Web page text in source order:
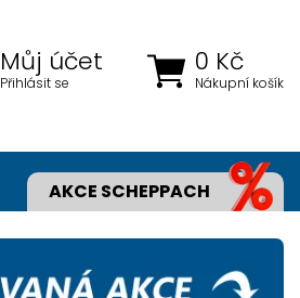
0 Kč
Nákupní košík
Můj účet
Přihlásit se
AKCE SCHEPPACH